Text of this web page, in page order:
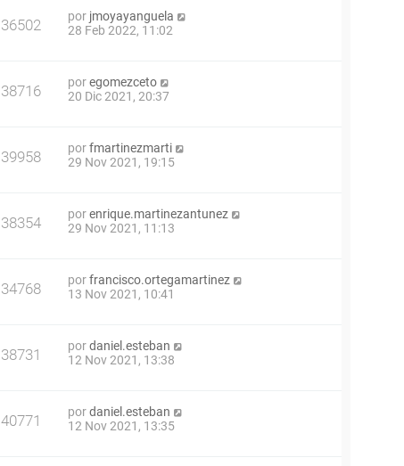
36502 por jmoyayanguela
28 Feb 2022, 11:02
38716 poregomezceto
20 Dic 2021, 20:37
39958 porfmartinezmarti
29 Nov 2021, 19:15
38354 porenrique.martinezantunez
29 Nov 2021, 11:13
34768 porfrancisco.ortegamartinez
13 Nov 2021, 10:41
38731 pordaniel.esteban
12 Nov 2021, 13:38
40771 pordaniel.esteban
12 Nov 2021, 13:35